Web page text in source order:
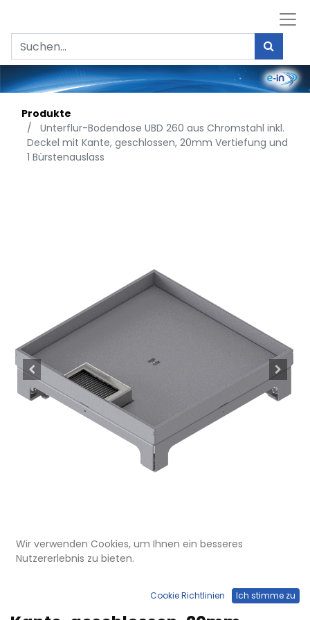
Produkte
Unterflur-Bodendose UBD 260 aus Chromstahl inkl.
Deckel mit Kante, geschlossen, 20mm Vertiefung und
1 Bürstenauslass
UBD 264 202
Unterflur-Bodendose UBD 260
aus Chromstahl inkl. Deckel mit
Wir verwenden Cookies, um Ihnen ein besseres
Nutzererlebnis zu bieten.
Cookie Richtlinien Ich stimme zu